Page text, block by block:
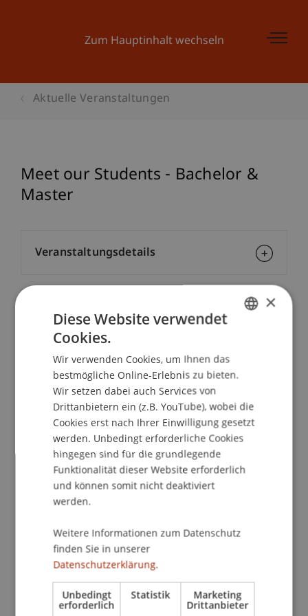
Zum Hauptinhalt wechseln
Aktuelle Veranstaltungen
Meet our Students - Bachelor &
Master
School/Professur:
Kommunikation und Marketing
Student Ambassadors live im Chat
Du hast Fragen an unsere Studierenden aus den
Bachelorprogrammen (Architektur,
Betriebswirtschaftslehre) oder den
Masterstudiengängen Architecture,
Entrepreneurship und Management, Finance
oder Wirtschaftsinformatik zu Studium und
Studienleben an der Universität Liechtenstein?
Gelegenheit, unsere Student Ambassadors zu
treffen - mit seperaten Break-out rooms für jedes
Veranstaltungsdetails
Kontakt ×
Diese Website verwendet
Cookies.
Wir verwenden Cookies, um Ihnen das
bestmögliche Online-Erlebnis zu bieten.
Wir setzen dabei auch Services von
Drittanbietern ein (z.B. YouTube), wobei die
Cookies erst nach Ihrer Einwilligung gesetzt
werden. Unbedingt erforderliche Cookies
hingegen sind für die grundlegende
Funktionalität dieser Website erforderlich
und können somit nicht deaktiviert
werden.
Weitere Informationen zum Datenschutz
finden Sie in unserer
Datenschutzerklärung.
Unbedingt
erforderlich
Statistik Marketing
Drittanbieter